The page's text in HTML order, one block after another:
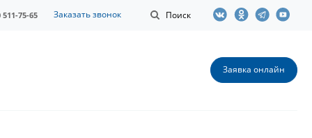
Поиск
511-75-65 Заказать звонок
Заявка онлайн